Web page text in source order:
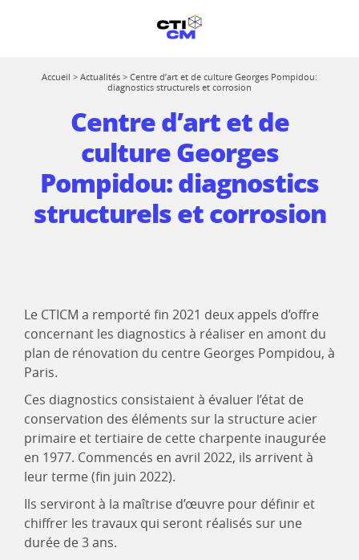
Accueil > Actualités > Centre d’art et de culture Georges Pompidou:
diagnostics structurels et corrosion
Centre d’art et de
culture Georges
Pompidou: diagnostics
structurels et corrosion
Le CTICM a remporté fin 2021 deux appels d’offre
concernant les diagnostics à réaliser en amont du
plan de rénovation du centre Georges Pompidou, à
Paris.
Ces diagnostics consistaient à évaluer l’état de
conservation des éléments sur la structure acier
primaire et tertiaire de cette charpente inaugurée
en 1977. Commencés en avril 2022, ils arrivent à
leur terme (fin juin 2022).
Ils serviront à la maîtrise d’œuvre pour définir et
chiffrer les travaux qui seront réalisés sur une
durée de 3 ans.